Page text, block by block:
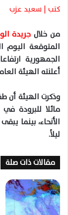
نكتب | سعيد عزب
من خلال جريدة
الجمهورية
أعلنته الهيئة
وذكرت الهيئة أن
مائلا للبرودة في
الأنحاء، بينما
ليلاً.
مقالات ذات صلة